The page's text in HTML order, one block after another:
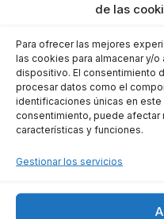
de las
Para ofrecer las mejores
las cookies para almacenar y/
dispositivo. El consentimiento
procesar datos como el
identificaciones únicas en
consentimiento, puede afectar
características y funciones.
Gestionar los servicios
A la atención de:
(Endesa, Iberdrola,
[Dirección o
cliente]
[Fecha]
Estimados señores: